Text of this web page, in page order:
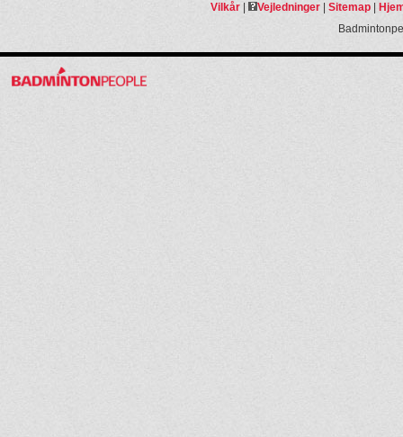
Vilkår| Vejledninger| Sitemap|